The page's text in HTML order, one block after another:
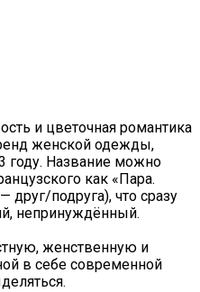
и цветочная романтика
женской одежды,
году. Название можно
как «Пара.
друг/подруга), что сразу
непринуждённый.
женственную и
в себе современной